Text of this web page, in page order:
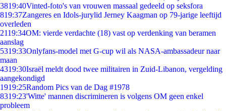
3819:40Vinted-foto's van vrouwen massaal gedeeld op seksfora
819:37Zangeres en Idols-jurylid Jerney Kaagman op 79-jarige leeftijd
overleden
2119:34OM: vierde verdachte (18) vast op verdenking van beramen
aanslag
5319:33Onlyfans-model met G-cup wil als NASA-ambassadeur naar
maan
4319:30Israël meldt dood twee militairen in Zuid-Libanon, vergelding
aangekondigd
1919:25Random Pics van de Dag #1978
8319:23'Witte' mannen discrimineren is volgens OM geen enkel
probleem